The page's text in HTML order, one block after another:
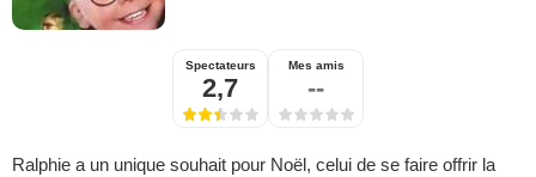
Spectateurs
2,7
Mes amis
--
Ralphie a un unique souhait pour Noël, celui de se faire offrir la